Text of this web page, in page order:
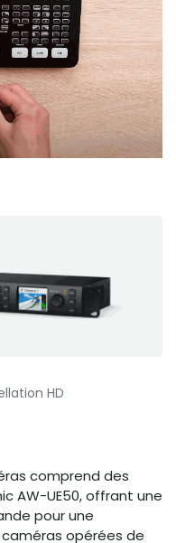
HD
comprend des
AW-UE50, offrant une
pour une
opérées de